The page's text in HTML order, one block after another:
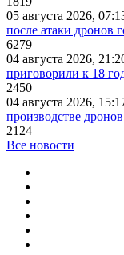
05 августа 2026,
после атаки дронов
6279
04 августа 2026,
приговорили к 18
2450
04 августа 2026,
производстве
2124
Все новости